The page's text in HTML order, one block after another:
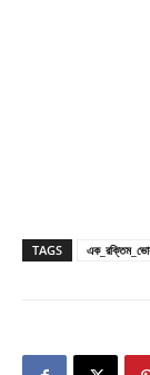
TAGS